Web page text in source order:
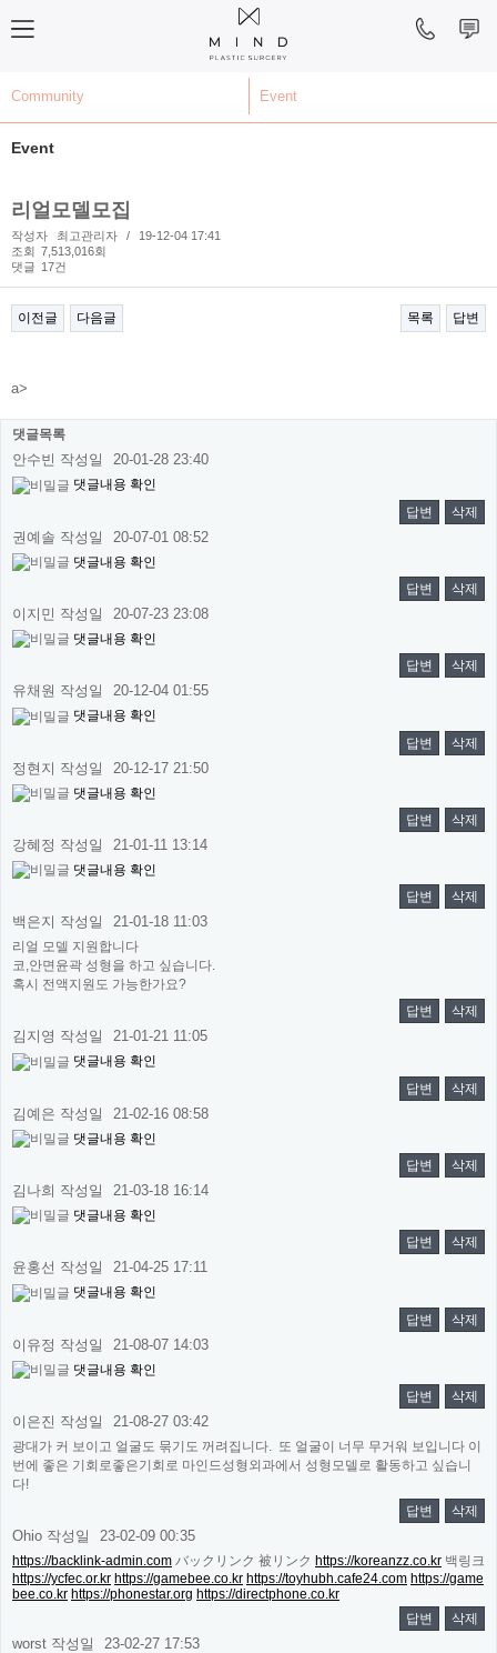
Community Event
Event
리얼모델모집
작성자 최고관리자 /
19-12-04 17:41
조회
7,513,016회
댓글 17건
이전글 다음글 목록 답변
a>
댓글목록
안수빈 작성일 20-01-28 23:40
댓글내용 확인
답변
삭제
권예솔 작성일 20-07-01 08:52
댓글내용 확인
답변
삭제
이지민 작성일 20-07-23 23:08
댓글내용 확인
답변
삭제
유채원 작성일 20-12-04 01:55
댓글내용 확인
답변
삭제
정현지 작성일 20-12-17 21:50
댓글내용 확인
답변
삭제
강혜정 작성일 21-01-11 13:14
댓글내용 확인
답변
삭제
백은지 작성일 21-01-18 11:03
리얼 모델 지원합니다
코,안면윤곽 성형을 하고 싶습니다.
혹시 전액지원도 가능한가요?
답변
삭제
김지영 작성일 21-01-21 11:05
댓글내용 확인
답변
삭제
김예은 작성일 21-02-16 08:58
댓글내용 확인
답변
삭제
김나희 작성일 21-03-18 16:14
댓글내용 확인
답변
삭제
윤홍선 작성일 21-04-25 17:11
댓글내용 확인
답변
삭제
이유정 작성일 21-08-07 14:03
댓글내용 확인
답변
삭제
이은진 작성일 21-08-27 03:42
광대가 커 보이고 얼굴도 묶기도 꺼려집니다. 또 얼굴이 너무 무거워 보입니다 이
번에 좋은 기회로좋은기회로 마인드성형외과에서 성형모델로 활동하고 싶습니
다!
답변
삭제
Ohio 작성일 23-02-09 00:35
https://backlink-admin.com バックリンク 被リンク https://koreanzz.co.kr 백링크
https://ycfec.or.kr https://gamebee.co.kr https://toyhubh.cafe24.com https://game
bee.co.kr https://phonestar.org https://directphone.co.kr
답변
삭제
worst 작성일 23-02-27 17:53